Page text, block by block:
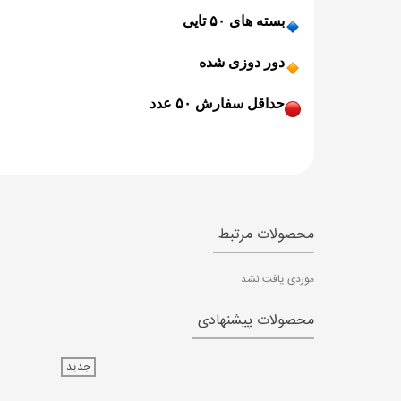
️بسته های ۵۰ تایی
️دور دوزی شده
حداقل سفارش ۵۰ عدد
محصولات مرتبط
موردی یافت نشد
محصولات پیشنهادی
جدید